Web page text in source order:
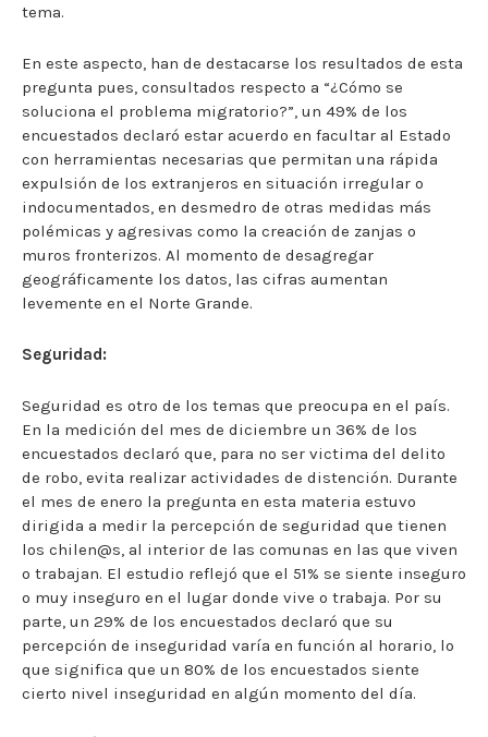
tema.
En este aspecto, han de destacarse los resultados de esta
pregunta pues, consultados respecto a “¿Cómo se
soluciona el problema migratorio?”, un 49% de los
encuestados declaró estar acuerdo en facultar al Estado
con herramientas necesarias que permitan una rápida
expulsión de los extranjeros en situación irregular o
indocumentados, en desmedro de otras medidas más
polémicas y agresivas como la creación de zanjas o
muros fronterizos. Al momento de desagregar
geográficamente los datos, las cifras aumentan
levemente en el Norte Grande.
Seguridad:
Seguridad es otro de los temas que preocupa en el país.
En la medición del mes de diciembre un 36% de los
encuestados declaró que, para no ser victima del delito
de robo, evita realizar actividades de distención. Durante
el mes de enero la pregunta en esta materia estuvo
dirigida a medir la percepción de seguridad que tienen
los chilen@s, al interior de las comunas en las que viven
o trabajan. El estudio reflejó que el 51% se siente inseguro
o muy inseguro en el lugar donde vive o trabaja. Por su
parte, un 29% de los encuestados declaró que su
percepción de inseguridad varía en función al horario, lo
que significa que un 80% de los encuestados siente
cierto nivel inseguridad en algún momento del día.